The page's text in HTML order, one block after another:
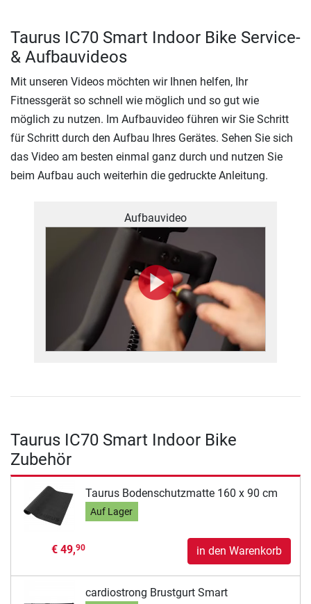
Taurus IC70 Smart Indoor Bike Service-
& Aufbauvideos
Mit unseren Videos möchten wir Ihnen helfen, Ihr
Fitnessgerät so schnell wie möglich und so gut wie
möglich zu nutzen. Im Aufbauvideo führen wir Sie Schritt
für Schritt durch den Aufbau Ihres Gerätes. Sehen Sie sich
das Video am besten einmal ganz durch und nutzen Sie
beim Aufbau auch weiterhin die gedruckte Anleitung.
Aufbauvideo
Taurus IC70 Smart Indoor Bike
Zubehör
Taurus Bodenschutzmatte 160 x 90 cm
Auf Lager
€ 49,90 in den Warenkorb
cardiostrong Brustgurt Smart